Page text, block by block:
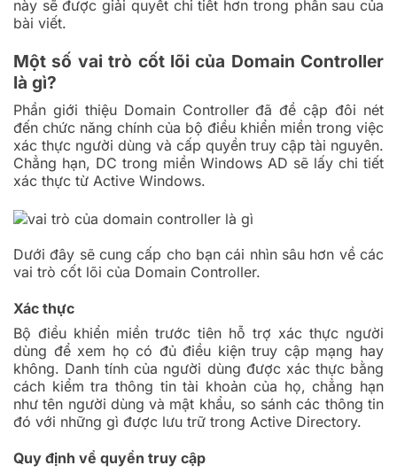
này sẽ được giải quyết chi tiết hơn trong phần sau của
bài viết.
Một số vai trò cốt lõi của Domain Controller
là gì?
Phần giới thiệu Domain Controller đã đề cập đôi nét
đến chức năng chính của bộ điều khiển miền trong việc
xác thực người dùng và cấp quyền truy cập tài nguyên.
Chẳng hạn, DC trong miền Windows AD sẽ lấy chi tiết
xác thực từ Active Windows.
Dưới đây sẽ cung cấp cho bạn cái nhìn sâu hơn về các
vai trò cốt lõi của Domain Controller.
Xác thực
Bộ điều khiển miền trước tiên hỗ trợ xác thực người
dùng để xem họ có đủ điều kiện truy cập mạng hay
không. Danh tính của người dùng được xác thực bằng
cách kiểm tra thông tin tài khoản của họ, chẳng hạn
như tên người dùng và mật khẩu, so sánh các thông tin
đó với những gì được lưu trữ trong Active Directory.
Quy định về quyền truy cập